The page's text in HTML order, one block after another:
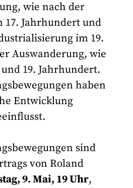
wie nach der
17. Jahrhundert und
im 19.
Auswanderung, wie
19. Jahrhundert.
haben
Entwicklung
sind
von Roland
9. Mai, 19 Uhr,